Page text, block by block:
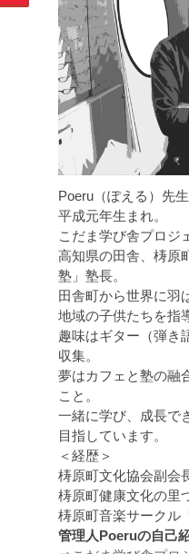
Poeru（ぽえる）先生
平成元年生まれ。
こだま学び舎プロジ
高知県の田舎、梼原
塾」塾長。
田舎町から世界に羽
地域の子供たちを指
趣味はギター（弾き
収集。
夢はカフェと塾の融
こと。
一緒に学び、成長で
目指しています。
＜経歴＞
梼原町文化協会副会
梼原町健康文化の里
梼原町音楽サークル
管理人Poeruの自己